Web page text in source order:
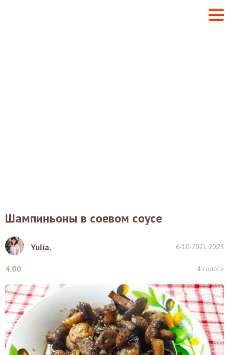
Шампиньоны в соевом соусе
Yulia. 6-10-2021, 20:23
4.00 4 голоса